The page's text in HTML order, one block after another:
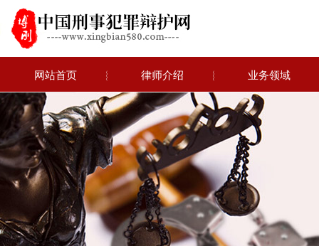
网站首页 ︴ 律师介绍 ︴ 业务领域